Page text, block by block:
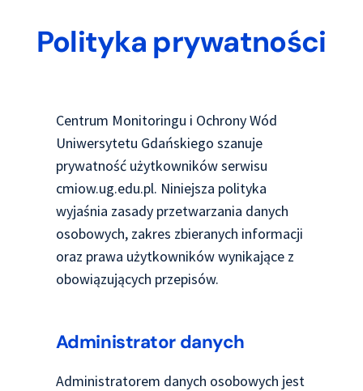
Polityka prywatności
Centrum Monitoringu i Ochrony Wód
Uniwersytetu Gdańskiego szanuje
prywatność użytkowników serwisu
cmiow.ug.edu.pl. Niniejsza polityka
wyjaśnia zasady przetwarzania danych
osobowych, zakres zbieranych informacji
oraz prawa użytkowników wynikające z
obowiązujących przepisów.
Administrator danych
Administratorem danych osobowych jest